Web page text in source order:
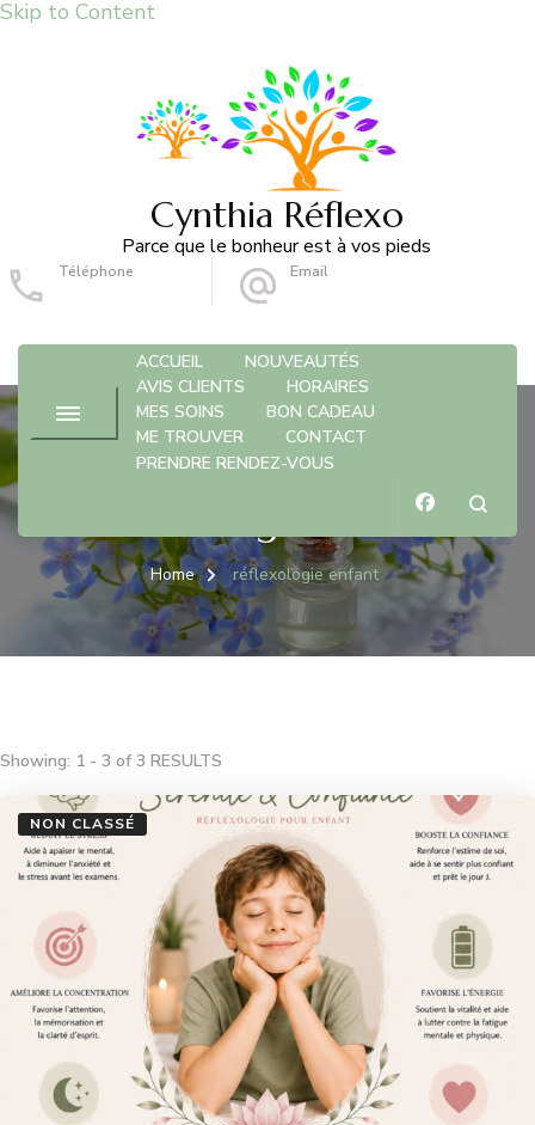
Skip to Content
Cynthia Réflexo
Parce que le bonheur est à vos pieds
Téléphone Email
ACCUEIL
NOUVEAUTÉS
AVIS CLIENTS
HORAIRES
MES SOINS
BON CADEAU
ME TROUVER
CONTACT
PRENDRE RENDEZ-VOUS
réflexologie enfant
Home réflexologie enfant
Showing: 1 - 3 of 3 RESULTS
NON CLASSÉ